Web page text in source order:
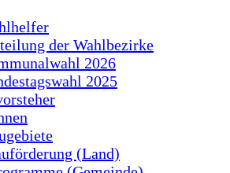
der Wahlbezirke
2026
2025
(Land)